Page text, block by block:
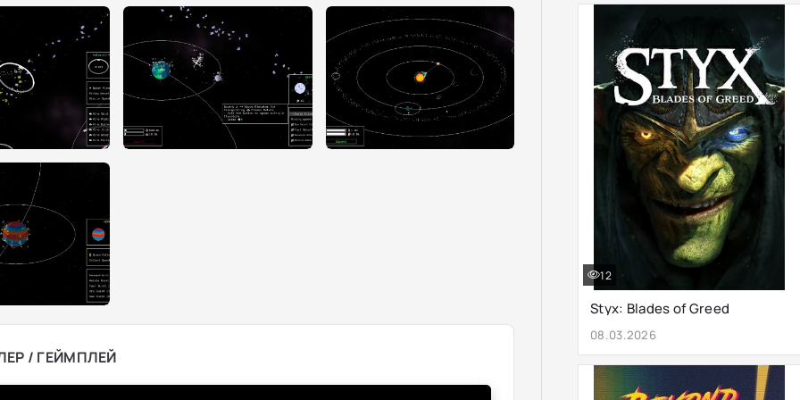
/ ГЕЙМПЛЕЙ
Styx: Blades of Greed
08.03.2026
12